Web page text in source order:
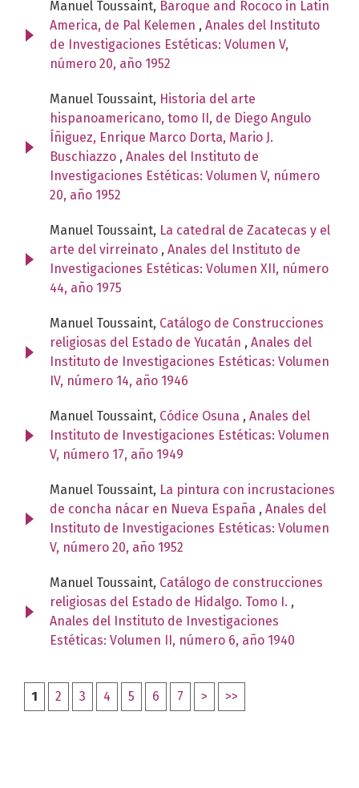
Manuel Toussaint, Baroque and Rococo in Latin
America, de Pal Kelemen , Anales del Instituto
de Investigaciones Estéticas: Volumen V,
número 20, año 1952
Manuel Toussaint, Historia del arte
hispanoamericano, tomo II, de Diego Angulo
Íñiguez, Enrique Marco Dorta, Mario J.
Buschiazzo , Anales del Instituto de
Investigaciones Estéticas: Volumen V, número
20, año 1952
Manuel Toussaint, La catedral de Zacatecas y el
arte del virreinato , Anales del Instituto de
Investigaciones Estéticas: Volumen XII, número
44, año 1975
Manuel Toussaint, Catálogo de Construcciones
religiosas del Estado de Yucatán , Anales del
Instituto de Investigaciones Estéticas: Volumen
IV, número 14, año 1946
Manuel Toussaint, Códice Osuna , Anales del
Instituto de Investigaciones Estéticas: Volumen
V, número 17, año 1949
Manuel Toussaint, La pintura con incrustaciones
de concha nácar en Nueva España , Anales del
Instituto de Investigaciones Estéticas: Volumen
V, número 20, año 1952
Manuel Toussaint, Catálogo de construcciones
religiosas del Estado de Hidalgo. Tomo I. ,
Anales del Instituto de Investigaciones
Estéticas: Volumen II, número 6, año 1940
1 2 3 4 5 6 7 > >>